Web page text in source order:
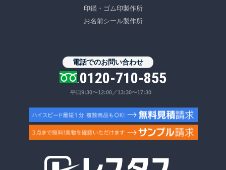
印鑑・ゴム印製作所
お名前シール製作所
電話でのお問い合わせ
0120-710-855
平日9:30〜12:00／13:30〜17:30